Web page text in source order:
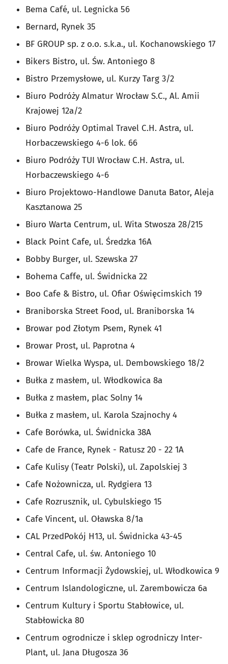
Bema Café, ul. Legnicka 56
Bernard, Rynek 35
BF GROUP sp. z o.o. s.k.a., ul. Kochanowskiego 17
Bikers Bistro, ul. Św. Antoniego 8
Bistro Przemysłowe, ul. Kurzy Targ 3/2
Biuro Podróży Almatur Wrocław S.C., Al. Amii
Krajowej 12a/2
Biuro Podróży Optimal Travel C.H. Astra, ul.
Horbaczewskiego 4-6 lok. 66
Biuro Podróży TUI Wrocław C.H. Astra, ul.
Horbaczewskiego 4-6
Biuro Projektowo-Handlowe Danuta Bator, Aleja
Kasztanowa 25
Biuro Warta Centrum, ul. Wita Stwosza 28/215
Black Point Cafe, ul. Średzka 16A
Bobby Burger, ul. Szewska 27
Bohema Caffe, ul. Świdnicka 22
Boo Cafe & Bistro, ul. Ofiar Oświęcimskich 19
Braniborska Street Food, ul. Braniborska 14
Browar pod Złotym Psem, Rynek 41
Browar Prost, ul. Paprotna 4
Browar Wielka Wyspa, ul. Dembowskiego 18/2
Bułka z masłem, ul. Włodkowica 8a
Bułka z masłem, plac Solny 14
Bułka z masłem, ul. Karola Szajnochy 4
Cafe Borówka, ul. Świdnicka 38A
Cafe de France, Rynek - Ratusz 20 - 22 1A
Cafe Kulisy (Teatr Polski), ul. Zapolskiej 3
Cafe Nożownicza, ul. Rydgiera 13
Cafe Rozrusznik, ul. Cybulskiego 15
Cafe Vincent, ul. Oławska 8/1a
CAL PrzedPokój H13, ul. Świdnicka 43-45
Central Cafe, ul. św. Antoniego 10
Centrum Informacji Żydowskiej, ul. Włodkowica 9
Centrum Islandologiczne, ul. Zarembowicza 6a
Centrum Kultury i Sportu Stabłowice, ul.
Stabłowicka 80
Centrum ogrodnicze i sklep ogrodniczy Inter-
Plant, ul. Jana Długosza 36